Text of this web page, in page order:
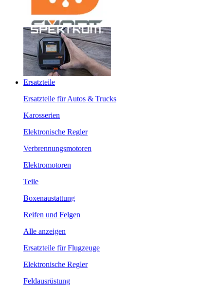
Ersatzteile
Ersatzteile für Autos & Trucks
Karosserien
Elektronische Regler
Verbrennungsmotoren
Elektromotoren
Teile
Boxenaustattung
Reifen und Felgen
Alle anzeigen
Ersatzteile für Flugzeuge
Elektronische Regler
Feldausrüstung